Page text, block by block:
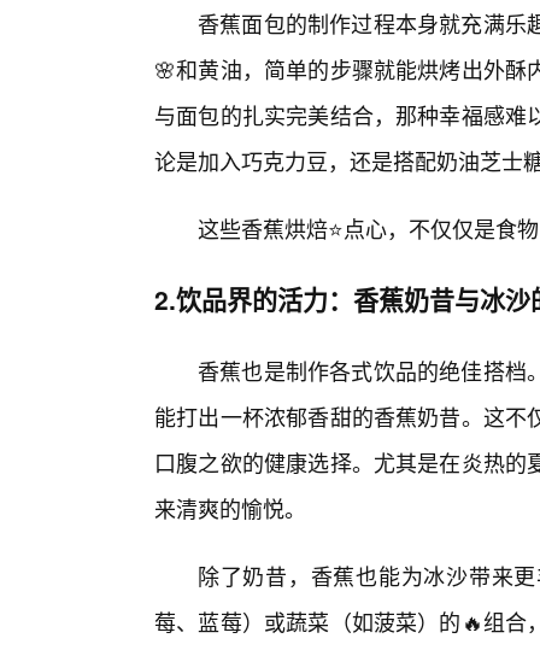
香蕉面包的制作过程本身就充满
🌸和黄油，简单的步骤就能烘烤出外
与面包的扎实完美结合，那种幸福感
论是加入巧克力豆，还是搭配奶油芝士
这些香蕉烘焙⭐点心，不仅仅是食
2.饮品界的活力：香蕉奶昔与冰沙
香蕉也是制作各式饮品的绝佳搭
能打出一杯浓郁香甜的香蕉奶昔。这
口腹之欲的健康选择。尤其是在炎热
来清爽的愉悦。
除了奶昔，香蕉也能为冰沙带来
莓、蓝莓）或蔬菜（如菠菜）的🔥组